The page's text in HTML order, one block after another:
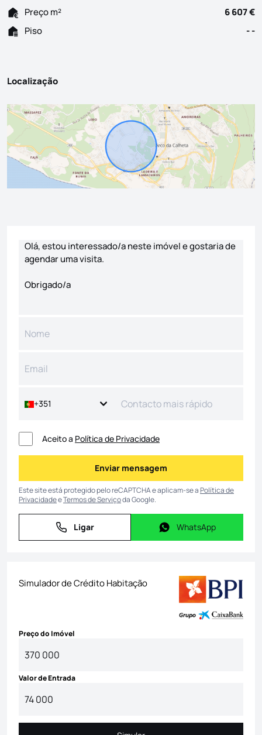
Preço m²
6 607 €
Piso
- -
Localização
+351
Aceito a Política de Privacidade
Enviar mensagem
Enviar mensagem
Este site está protegido pelo reCAPTCHA e aplicam-se aPolítica de
PrivacidadeeTermos de Serviçoda Google.
Ligar
Ligar WhatsApp
WhatsApp
Simulador de Crédito Habitação
Preço do Imóvel
Valor de Entrada